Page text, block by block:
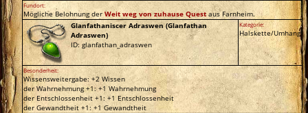
Fundort:
Mögliche Belohnung derWeit weg von zuhause Questaus Farnheim.
Glanfathaniscer Adraswen (Glanfathan
Adraswen)
ID: glanfathan_adraswen
Kategorie:
Halskette/Umhang
Besonderheit:
Wissensweitergabe: +2 Wissen
der Wahrnehmung +1: +1 Wahrnehmung
der Entschlossenheit +1: +1 Entschlossenheit
der Gewandtheit +1: +1 Gewandtheit